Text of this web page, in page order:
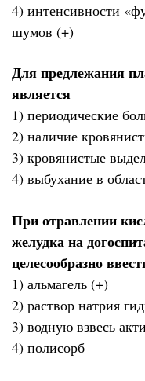
4) интенсивности
шумов (+)
Для предлежания
является
1) периодические
2) наличие
3) кровянистые
4) выбухание в
При отравлении
желудка на
целесообразно
1) альмагель (+)
2) раствор натрия
3) водную взвесь
4) полисорб